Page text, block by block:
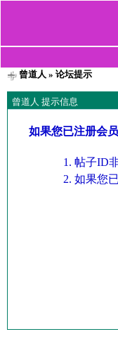
曾道人 » 论坛提示
曾道人 提示信息
如果您已注册会
帖子ID
如果您